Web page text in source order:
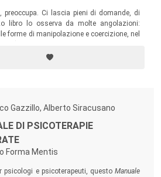
Ci lascia pieni di domande, di
libro lo osserva da molte angolazioni:
forme di manipolazione e coercizione, nel
nella spiritualità e nella
Gazzillo, Alberto Siracusano
DI PSICOTERAPIE
Forma Mentis
psicologi e psicoterapeuti, questo Manuale